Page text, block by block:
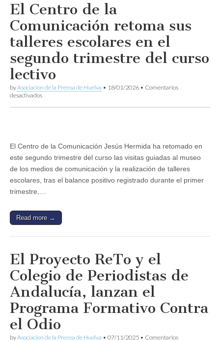
nuevo
virtual
El Centro de la
Comunicación retoma sus
talleres escolares en el
segundo trimestre del curso
lectivo
byAsociacion de la Prensa de Huelva • 18/01/2026 • Comentarios
desactivadosen
retoma
sus
talleres
escolares
en
el
curso
lectivo
El Centro de la Comunicación Jesús Hermida ha retomado en
este segundo trimestre del curso las visitas guiadas al museo
de los medios de comunicación y la realización de talleres
escolares, tras el balance positivo registrado durante el primer
trimestre,…
Read more →
El Proyecto ReTo y el
Colegio de Periodistas de
Andalucía, lanzan el
Programa Formativo Contra
el Odio
byAsociacion de la Prensa de Huelva • 07/11/2025 • Comentarios